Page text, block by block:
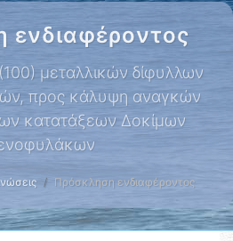
ενδιαφέροντος
μεταλλικών δίφυλλων
προς κάλυψη αναγκών
κατατάξεων Δοκίμων
Πρόσκληση ενδιαφέροντος